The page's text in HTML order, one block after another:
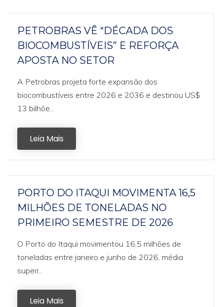
PETROBRAS VÊ “DÉCADA DOS
BIOCOMBUSTÍVEIS” E REFORÇA
APOSTA NO SETOR
A Petrobras projeta forte expansão dos
biocombustíveis entre 2026 e 2036 e destinou US$
13 bilhõe...
Leia Mais
PORTO DO ITAQUI MOVIMENTA 16,5
MILHÕES DE TONELADAS NO
PRIMEIRO SEMESTRE DE 2026
O Porto do Itaqui movimentou 16,5 milhões de
toneladas entre janeiro e junho de 2026, média
superi...
Leia Mais